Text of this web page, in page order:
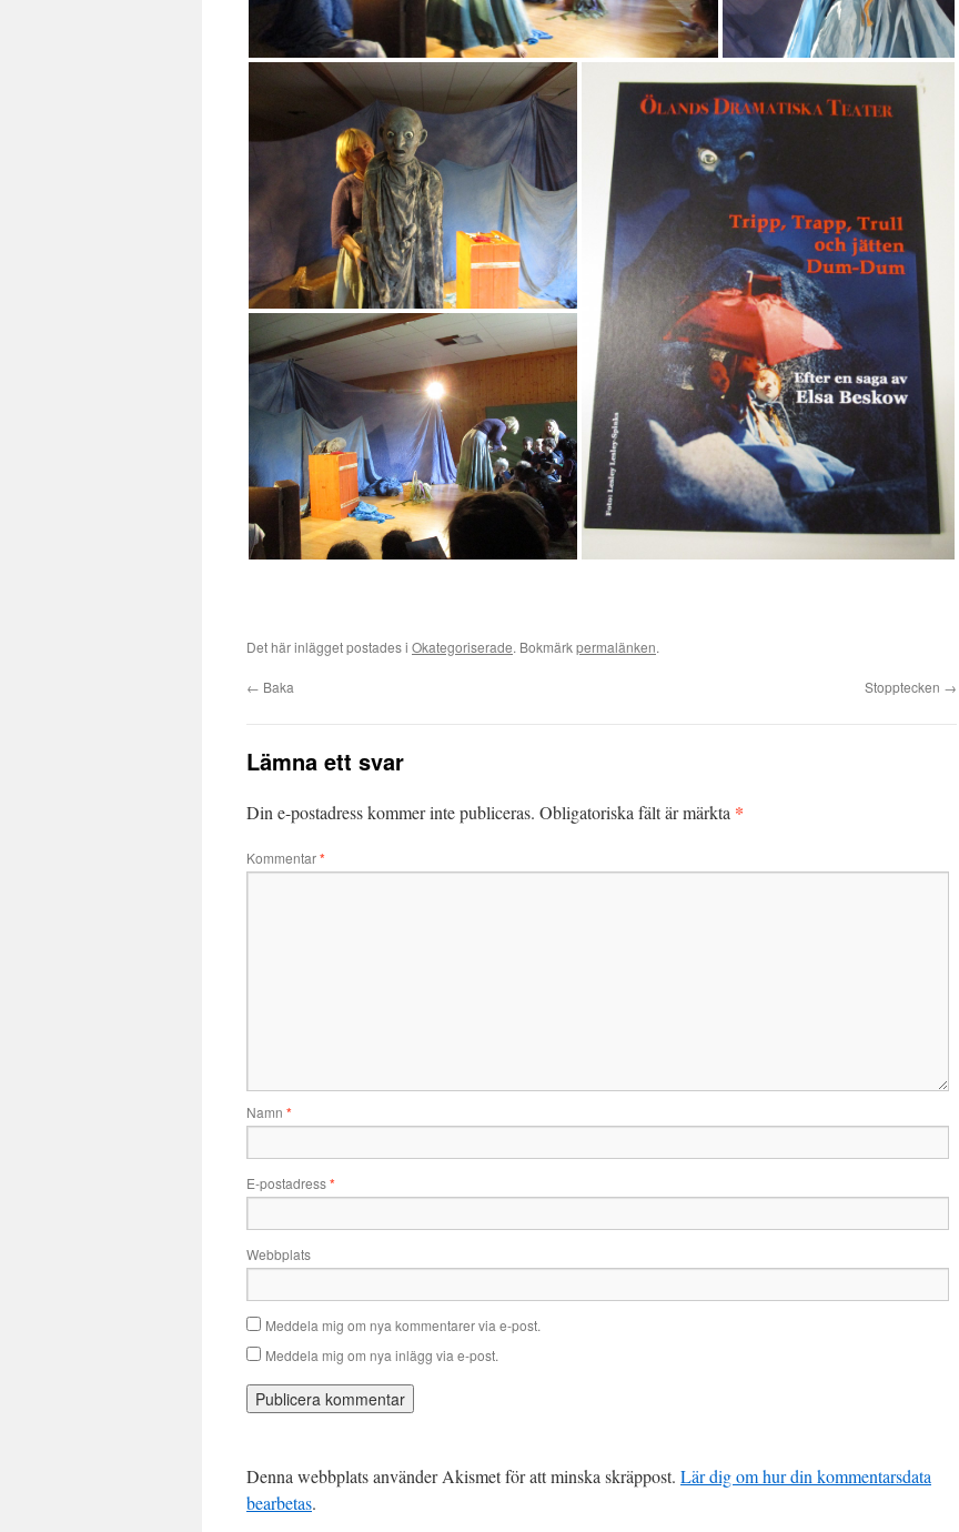
Det här inlägget postades i Okategoriserade. Bokmärkpermalänken.
← Baka Stopptecken →
Lämna ett svar
Din e-postadress kommer inte publiceras. Obligatoriska fält är märkta *
Kommentar*
Namn *
E-postadress*
Webbplats
Meddela mig om nya kommentarer via e-post.
Meddela mig om nya inlägg via e-post.
Denna webbplats använder Akismet för att minska skräppost. Lär dig om hur din kommentarsdata
bearbetas.